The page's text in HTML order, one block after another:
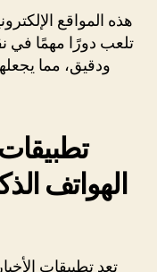
هذه المواقع
تلعب دورًا مهمًا في
ودقيق، مما
الهواتف
تعد تطبيقات